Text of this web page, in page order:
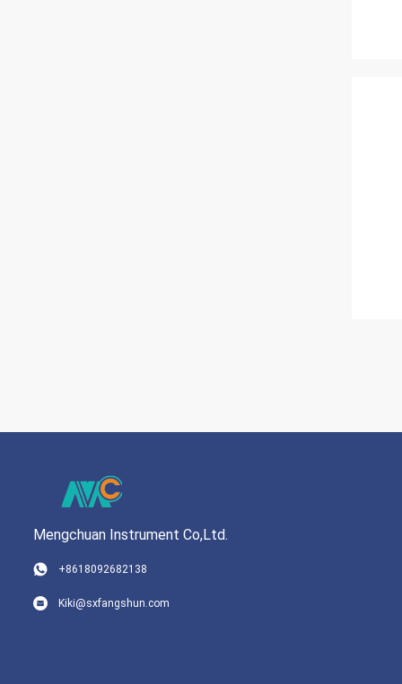
Mengchuan Instrument Co,Ltd.
+8618092682138
Kiki@sxfangshun.com